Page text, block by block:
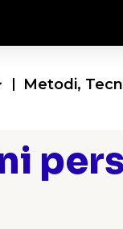
Metodi,